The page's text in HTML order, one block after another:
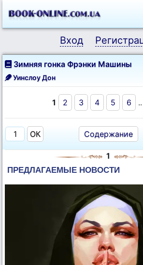
Вход
Зимняя гонка Фрэнки Машины
Уинслоу Дон
1 2 3 4 5 6 ..
Содержание
1